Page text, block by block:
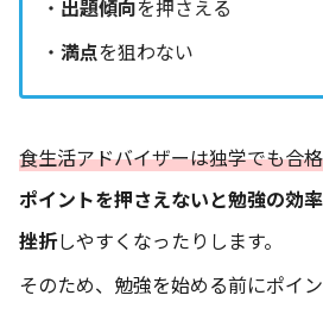
・ 出題傾向を押さえる
・ 満点を狙わない
食生活アドバイザーは独学でも合
ポイントを押さえないと勉強の効
挫折しやすくなったりします。
そのため、勉強を始める前にポイ